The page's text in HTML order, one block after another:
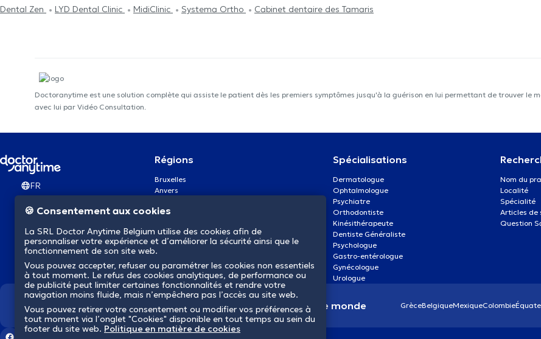
Dental Zen
LYD Dental Clinic MidiClinic Systema Ortho Cabinet dentaire des Tamaris
Doctoranytime est une solution complète qui assiste le patient dès les premiers symptômes jusqu'à la guérison en lui permettant de trouver le
avec lui par Vidéo Consultation.
FR
Régions
Bruxelles
Anvers
Charleroi
Bruges
Namur
Louvain
Mons
Aalst Flandre-Orientale
Spécialisations
Dermatologue
Ophtalmologue
Psychiatre
Orthodontiste
Kinésithérapeute
Dentiste Généraliste
Psychologue
Gastro-entérologue
Gynécologue
Urologue
Nom du
Localité
Spécialité
Articles de
Question
Nous révolutionnons la santé dans le monde GrèceBelgiqueMexiqueColombie
🍪 Consentement aux cookies
La SRL Doctor Anytime Belgium utilise des cookies afin de
personnaliser votre expérience et d’améliorer la sécurité ainsi que le
fonctionnement de son site web.
Vous pouvez accepter, refuser ou paramétrer les cookies non essentiels
à tout moment. Le refus des cookies analytiques, de performance ou
de publicité peut limiter certaines fonctionnalités et rendre votre
navigation moins fluide, mais n’empêchera pas l’accès au site web.
Vous pouvez retirer votre consentement ou modifier vos préférences à
tout moment via l’onglet "Cookies" disponible en tout temps au sein du
footer du site web. Politique en matière de cookies